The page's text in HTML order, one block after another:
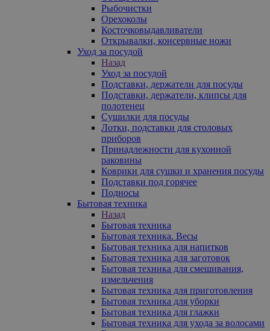
Рыбочистки
Орехоколы
Косточковыдавливатели
Открывалки, консервные ножи
Уход за посудой
Назад
Уход за посудой
Подставки, держатели для посуды
Подставки, держатели, клипсы для
полотенец
Сушилки для посуды
Лотки, подставки для столовых
приборов
Принадлежности для кухонной
раковины
Коврики для сушки и хранения посуды
Подставки под горячее
Подносы
Бытовая техника
Назад
Бытовая техника
Бытовая техника. Весы
Бытовая техника для напитков
Бытовая техника для заготовок
Бытовая техника для смешивания,
измельчения
Бытовая техника для приготовления
Бытовая техника для уборки
Бытовая техника для глажки
Бытовая техника для ухода за волосами